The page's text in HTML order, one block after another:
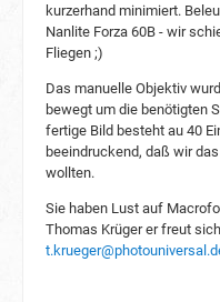
kurzerhand minimiert.
Nanlite Forza 60B - wir
Fliegen ;)
Das manuelle Objektiv
bewegt um die benötigten
fertige Bild besteht au 40
beeindruckend, daß wir
wollten.
Sie haben Lust auf
Thomas Krüger er freut